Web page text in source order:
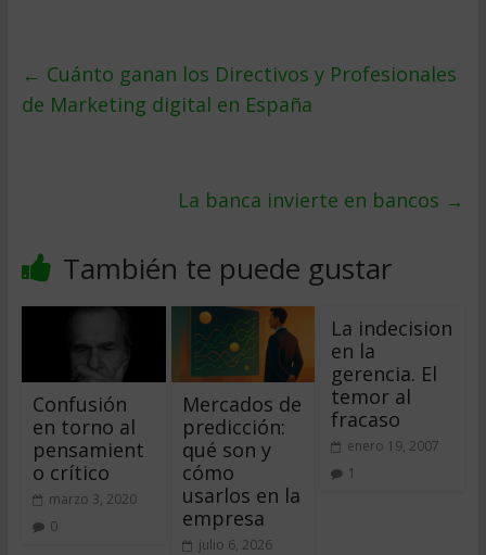
← Cuánto ganan los Directivos y Profesionales
de Marketing digital en España
La banca invierte en bancos →
También te puede gustar
Confusión
en torno al
pensamient
o crítico
marzo 3, 2020
0
Mercados de
predicción:
qué son y
cómo
usarlos en la
empresa
julio 6, 2026
La indecision
en la
gerencia. El
temor al
fracaso
enero 19, 2007
1